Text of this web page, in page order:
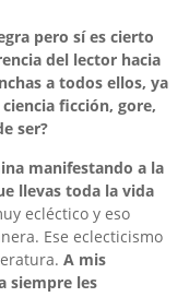
pero sí es cierto
del lector hacia
a todos ellos, ya
ficción, gore,
ser?
manifestando a la
llevas toda la vida
ecléctico y eso
Ese eclecticismo
A mis
siempre les